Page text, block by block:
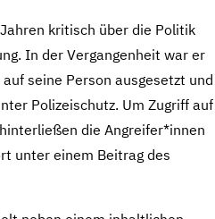
kritisch über die Politik
In der Vergangenheit war er
seine Person ausgesetzt und
Polizeischutz. Um Zugriff auf
die Angreifer*innen
unter einem Beitrag des